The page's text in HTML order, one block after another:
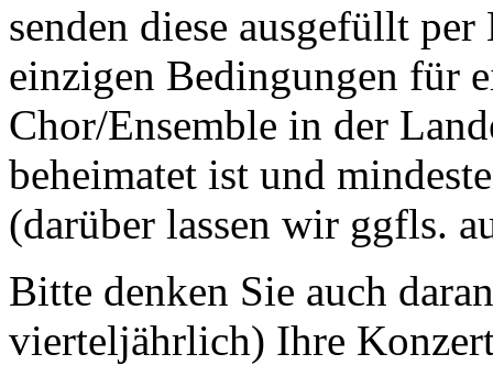
senden diese ausgefüllt
einzigen Bedingungen für
Chor/Ensemble in der
beheimatet ist und
(darüber lassen wir ggfls.
Bitte denken Sie auch
vierteljährlich) Ihre